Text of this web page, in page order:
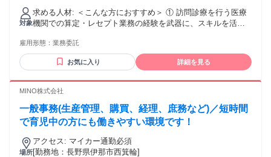
対象
求める人材: ＜こんな方におすすめ＞ ① 訪問診療を行う医療
機関での算定・レセプト業務の経験を武器に、スキルを活か
と、専門性を活かした働き方が可能です） ② 訪問診療を行う
医療機関での算定・レセプト経験を活かし、完全リモート環
境での転職を検討している方 （業務委託から正社員登用の実
た評価のもとで働きたい方 【必須】 ・訪問診療・在宅医療ク
使用経験 【歓迎要件】 ・在宅医療の点数体系（在医総管・施
設総管・在宅療養指導管理料など）への理解 ・複数クリニッ
雇用形態： 業務委託
お気に入り 詳細を見る
MINO株式会社
一般事務(生産管理、購買、経理、庶務など)／短時間
で育児中の方にも働きやすい環境です！
場所
アクセス: マイカー通勤必須
[勤務地：長野県伊那市西箕輪]